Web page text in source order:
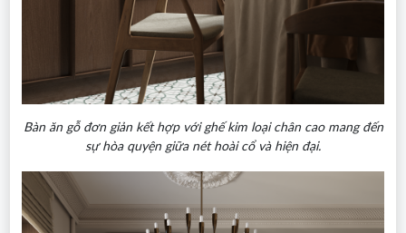
Bàn ăn gỗ đơn giản kết hợp với ghế kim loại chân cao mang đến
sự hòa quyện giữa nét hoài cổ và hiện đại.